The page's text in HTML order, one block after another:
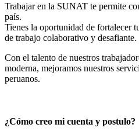
Trabajar en la SUNAT te permite
país.
Tienes la oportunidad de fortalecer
de trabajo colaborativo y desafiante.
Con el talento de nuestros
moderna, mejoramos nuestros
peruanos.
¿Cómo creo mi cuenta y postulo?